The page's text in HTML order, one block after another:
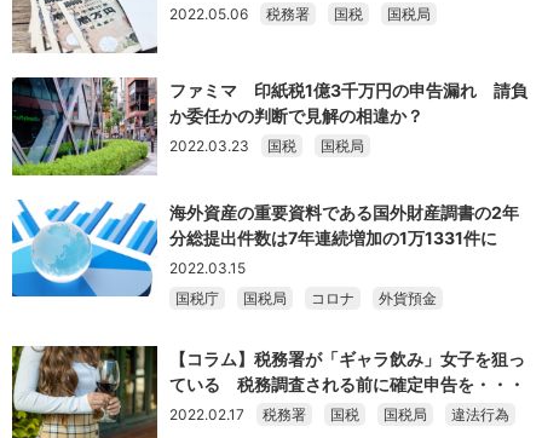
2022.05.06 税務署 国税 国税局
ファミマ 印紙税1億3千万円の申告漏れ 請負
か委任かの判断で見解の相違か？
2022.03.23 国税 国税局
海外資産の重要資料である国外財産調書の2年
分総提出件数は7年連続増加の1万1331件に
2022.03.15
国税庁
国税局 コロナ 外貨預金
【コラム】税務署が「ギャラ飲み」女子を狙っ
ている 税務調査される前に確定申告を・・・
2022.02.17 税務署 国税 国税局 違法行為